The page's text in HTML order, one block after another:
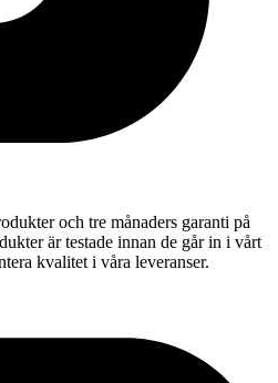
och tre månaders garanti på
är testade innan de går in i vårt
kvalitet i våra leveranser.